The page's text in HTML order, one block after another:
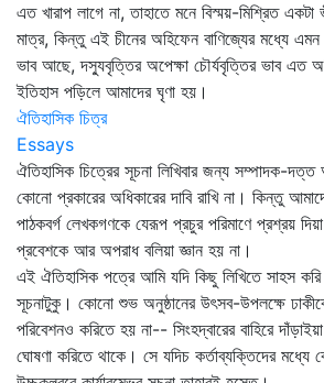
এত খারাপ লাগে না, তাহাতে মনে বিস্ময়-মিশ্রিত
মাত্র, কিন্তু এই চীনের অহিফেন বাণিজ্যের মধ্যে
ভাব আছে, দস্যুবৃত্তির অপেক্ষা চৌর্যবৃত্তির ভাব এত
ইতিহাস পড়িলে আমাদের ঘৃণা হয়।
ঐতিহাসিক চিত্র
Essays
ঐতিহাসিক চিত্রের সূচনা লিখিবার জন্য সম্পাদক-দত্ত
কোনো প্রকারের অধিকারের দাবি রাখি না। কিন্তু
পাঠকবর্গ লেখকগণকে যেরূপ প্রচুর পরিমাণে প্রশ্রয়
প্রবেশকে আর অপরাধ বলিয়া জ্ঞান হয় না।
এই ঐতিহাসিক পত্রে আমি যদি কিছু লিখিতে সাহস করি
সূচনাটুকু। কোনো শুভ অনুষ্ঠানের উৎসব-উপলক্ষে
পরিবেশনও করিতে হয় না-- সিংহদ্বারের বাহিরে
ঘোষণা করিতে থাকে। সে যদিচ কর্তাব্যক্তিদের মধ্যে